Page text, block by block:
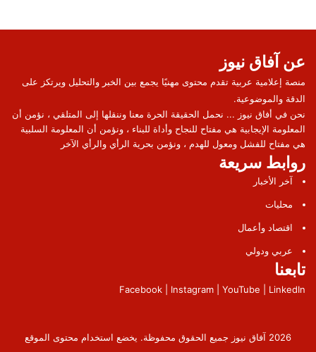
عن آفاق نيوز
منصة إعلامية عربية تقدم محتوى مهنيًا يجمع بين الخبر والتحليل ويرتكز على
الدقة والموضوعية.
نحن في أفاق نيوز ... نحمل الحقيقة الحرة معنا وننقلها إلى المتلقي ، نؤمن أن
المعلومة الإيجابية هي مفتاح للنجاح وأداة للبناء ، ونؤمن أن المعلومة السلبية
هي مفتاح للفشل ومعول للهدم ، ونؤمن بحرية الرأي والرأي الآخر
روابط سريعة
آخر الأخبار
محليات
اقتصاد وأعمال
عربي ودولي
تابعنا
Facebook | Instagram | YouTube | LinkedIn
2026 آفاق نيوز جميع الحقوق محفوظة. يخضع استخدام محتوى الموقع